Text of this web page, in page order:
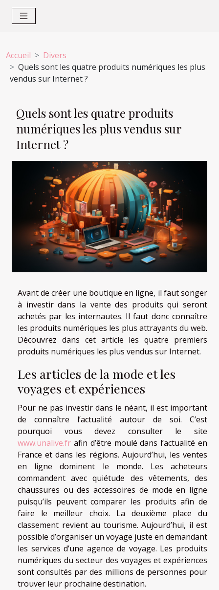
Accueil
Divers
Quels sont les quatre produits numériques les plus
vendus sur Internet ?
Quels sont les quatre produits
numériques les plus vendus sur
Internet ?
Avant de créer une boutique en ligne, il faut songer
à investir dans la vente des produits qui seront
achetés par les internautes. Il faut donc connaître
les produits numériques les plus attrayants du web.
Découvrez dans cet article les quatre premiers
produits numériques les plus vendus sur Internet.
Les articles de la mode et les
voyages et expériences
Pour ne pas investir dans le néant, il est important
de connaître l’actualité autour de soi. C’est
pourquoi vous devez consulter le site
www.unalive.fr afin d’être moulé dans l’actualité en
France et dans les régions. Aujourd’hui, les ventes
en ligne dominent le monde. Les acheteurs
commandent avec quiétude des vêtements, des
chaussures ou des accessoires de mode en ligne
puisqu’ils peuvent comparer les produits afin de
faire le meilleur choix. La deuxième place du
classement revient au tourisme. Aujourd’hui, il est
possible d’organiser un voyage juste en demandant
les services d’une agence de voyage. Les produits
numériques du secteur des voyages et expériences
sont consultés par des millions de personnes pour
trouver leur prochaine destination.